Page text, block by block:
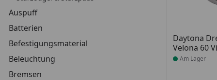
Auspuff
Batterien
Befestigungsmaterial
Beleuchtung
Bremsen
Daytona
Velona 60
Produkt
Am Lager